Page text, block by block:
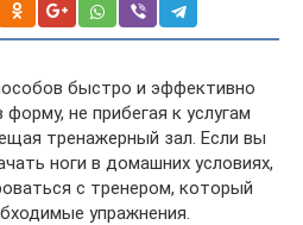
быстро и эффективно
не прибегая к услугам
тренажерный зал. Если вы
ноги в домашних условиях,
с тренером, который
упражнения.